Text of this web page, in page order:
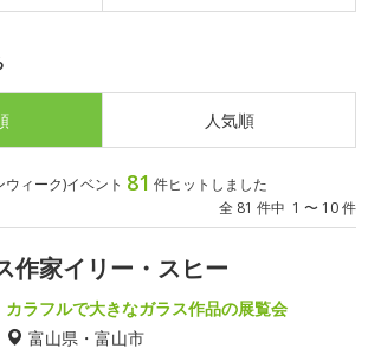
人気順
ィーク)イベント 81 件ヒットしました
全 81 件中 1 〜 10 件
作家イリー・スヒー
カラフルで大きなガラス作品の展覧会
富山県・富山市